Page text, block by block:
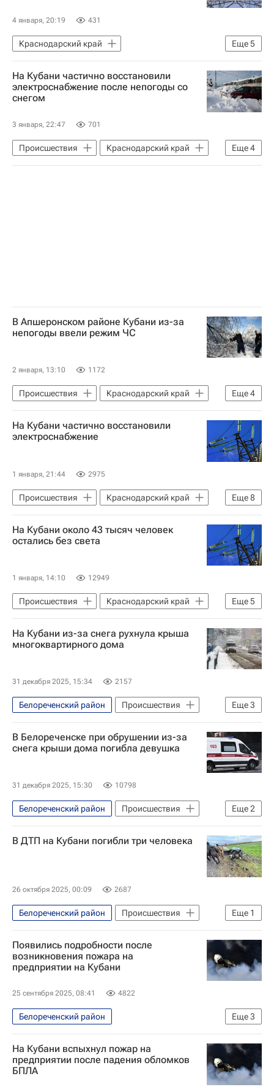
Следственный комитет России (СК РФ)
4 января, 20:19 431
Еще5
Краснодарский край
Усть-Лабинский район
Армавир
Вениамин Кондратьев
Новый год
Происшествия
На Кубани частично восстановили
электроснабжение после непогоды со
снегом
3 января, 22:47 701
Еще4
Происшествия
Краснодарский край
Усть-Лабинский район
Армавир
В Апшеронском районе Кубани из-за
непогоды ввели режим ЧС
2 января, 13:10 1172
Еще4
Происшествия
Краснодарский край
Апшеронский район
Апшеронск
Вениамин Кондратьев
На Кубани частично восстановили
электроснабжение
1 января, 21:44 2975
Еще8
Происшествия
Краснодарский край
Апшеронский район
Апшеронск
Вениамин Кондратьев
Гидрометцентр
Россия
Энергетика
На Кубани около 43 тысяч человек
остались без света
1 января, 14:10 12949
Еще5
Происшествия
Краснодарский край
Усть-Лабинский район
Армавир
Вениамин Кондратьев
Гидрометцентр
На Кубани из-за снега рухнула крыша
многоквартирного дома
31 декабря 2025, 15:34 2157
Еще3
Белореченский район
Происшествия
Краснодарский край
Белореченск
Новый год
В Белореченске при обрушении из-за
снега крыши дома погибла девушка
31 декабря 2025, 15:30 10798
Еще2
Белореченский район
Происшествия
Белореченск
Краснодарский край
В ДТП на Кубани погибли три человека
26 октября 2025, 00:09 2687
Еще 1
Белореченский район
Происшествия
Краснодарский край
Появились подробности после
возникновения пожара на
предприятии на Кубани
25 сентября 2025, 08:41 4822
Еще3
Белореченский район
Специальная военная операция на Украине
Происшествия
Краснодарский край
На Кубани вспыхнул пожар на
предприятии после падения обломков
БПЛА